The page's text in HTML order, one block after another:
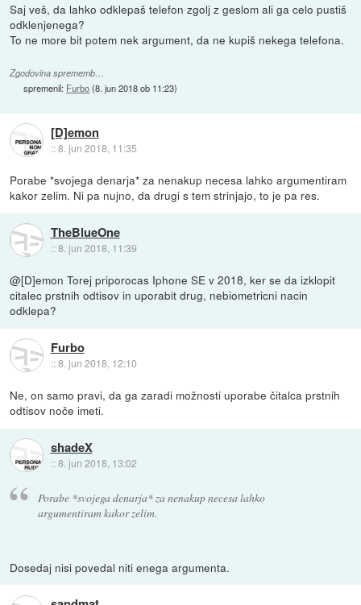
Saj veš, da lahko odklepaš telefon zgolj z geslom ali ga celo pustiš
odklenjenega?
To ne more bit potem nek argument, da ne kupiš nekega telefona.
Zgodovina sprememb…
spremenil: Furbo(8. jun 2018 ob 11:23)
[D]emon
::8. jun 2018, 11:35
Porabe *svojega denarja* za nenakup necesa lahko argumentiram
kakor zelim. Ni pa nujno, da drugi s tem strinjajo, to je pa res.
TheBlueOne
::8. jun 2018, 11:39
@[D]emon Torej priporocas Iphone SE v 2018, ker se da izklopit
citalec prstnih odtisov in uporabit drug, nebiometricni nacin
odklepa?
Furbo
::8. jun 2018, 12:10
Ne, on samo pravi, da ga zaradi možnosti uporabe čitalca prstnih
odtisov noče imeti.
shadeX
::8. jun 2018, 13:02
Porabe *svojega denarja* za nenakup necesa lahko
argumentiram kakor zelim.
Dosedaj nisi povedal niti enega argumenta.